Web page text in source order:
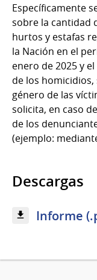
Específicamente
sobre la cantidad
hurtos y estafas
la Nación en el
enero de 2025 y
de los
género de las
solicita, en caso
de los
(ejemplo:
Descargas
Informe